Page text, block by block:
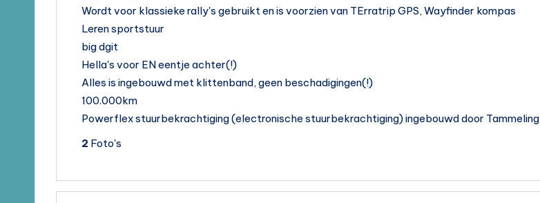
Wordt voor klassieke rally's gebruikt en is voorzien van TErratrip GPS, Wayfinder kompas
Leren sportstuur
big dgit
Hella's voor EN eentje achter(!)
Alles is ingebouwd met klittenband, geen beschadigingen(!)
100.000km
Powerflex stuurbekrachtiging (electronische stuurbekrachtiging) ingebouwd door Tammeling
2 Foto's